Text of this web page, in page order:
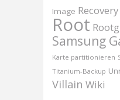
Image Recovery
Root
Samsung
Karte partitionieren
Titanium-Backup
Villain Wiki